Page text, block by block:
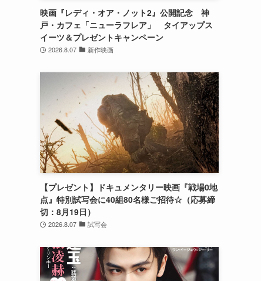
映画『レディ・オア・ノット2』公開記念 神
戸・カフェ「ニューラフレア」 タイアップス
イーツ＆プレゼントキャンペーン
2026.8.07 新作映画
【プレゼント】ドキュメンタリー映画『戦場0地
点』特別試写会に40組80名様ご招待☆（応募締
切：8月19日）
2026.8.07 試写会